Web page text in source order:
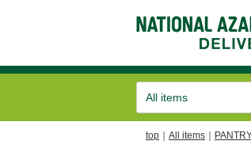
top All items